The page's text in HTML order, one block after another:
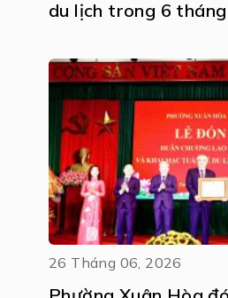
du lịch trong 6
26 Tháng 06, 2026